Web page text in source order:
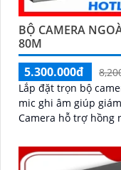
BỘ CAMERA
80M
5.300.000đ
Lắp đặt trọn bộ
mic ghi âm giúp
Camera hỗ trợ hồng